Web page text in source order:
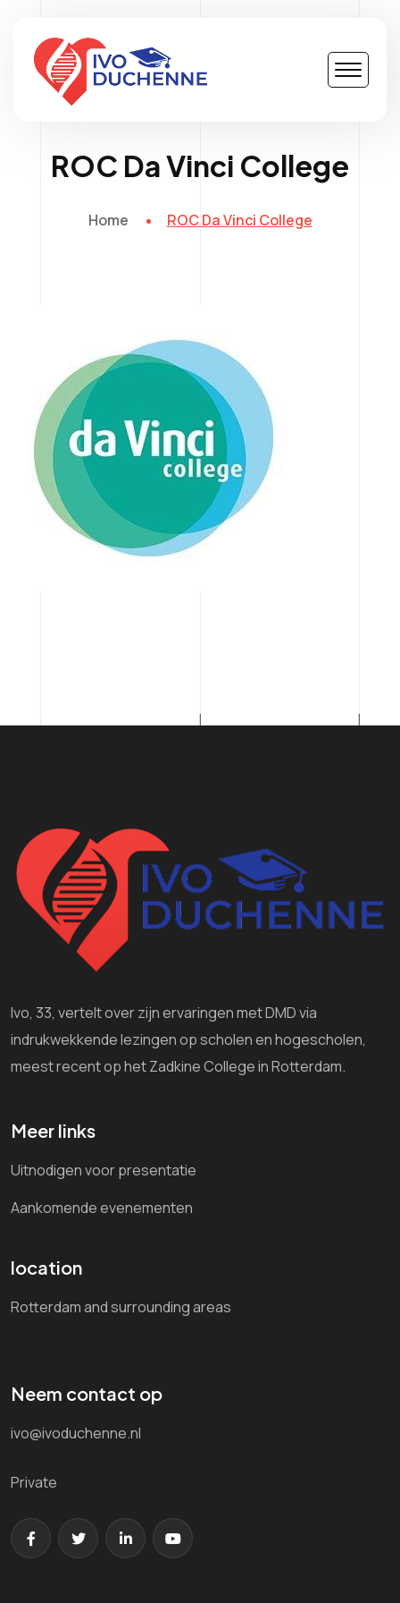
ROC Da Vinci College
Home ROC Da Vinci College
Ivo, 33, vertelt over zijn ervaringen met DMD via
indrukwekkende lezingen op scholen en hogescholen,
meest recent op het Zadkine College in Rotterdam.
Meer links
Uitnodigen voor presentatie
Aankomende evenementen
location
Rotterdam and surrounding areas
Neem contact op
ivo@ivoduchenne.nl
Private